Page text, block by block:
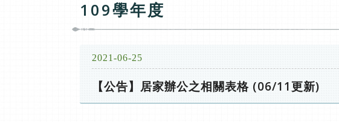
109學年度
2021-06-25
【公告】居家辦公之相關表格 (06/11更新)